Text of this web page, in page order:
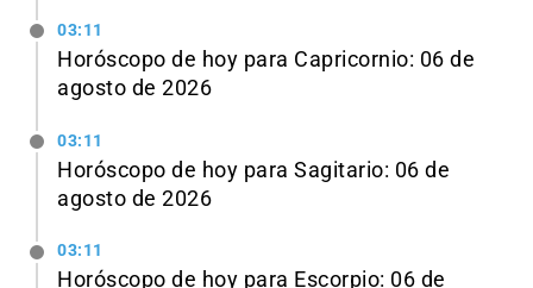
03:11
Horóscopo de hoy para Capricornio: 06 de
agosto de 2026
03:11
Horóscopo de hoy para Sagitario: 06 de
agosto de 2026
03:11
Horóscopo de hoy para Escorpio: 06 de